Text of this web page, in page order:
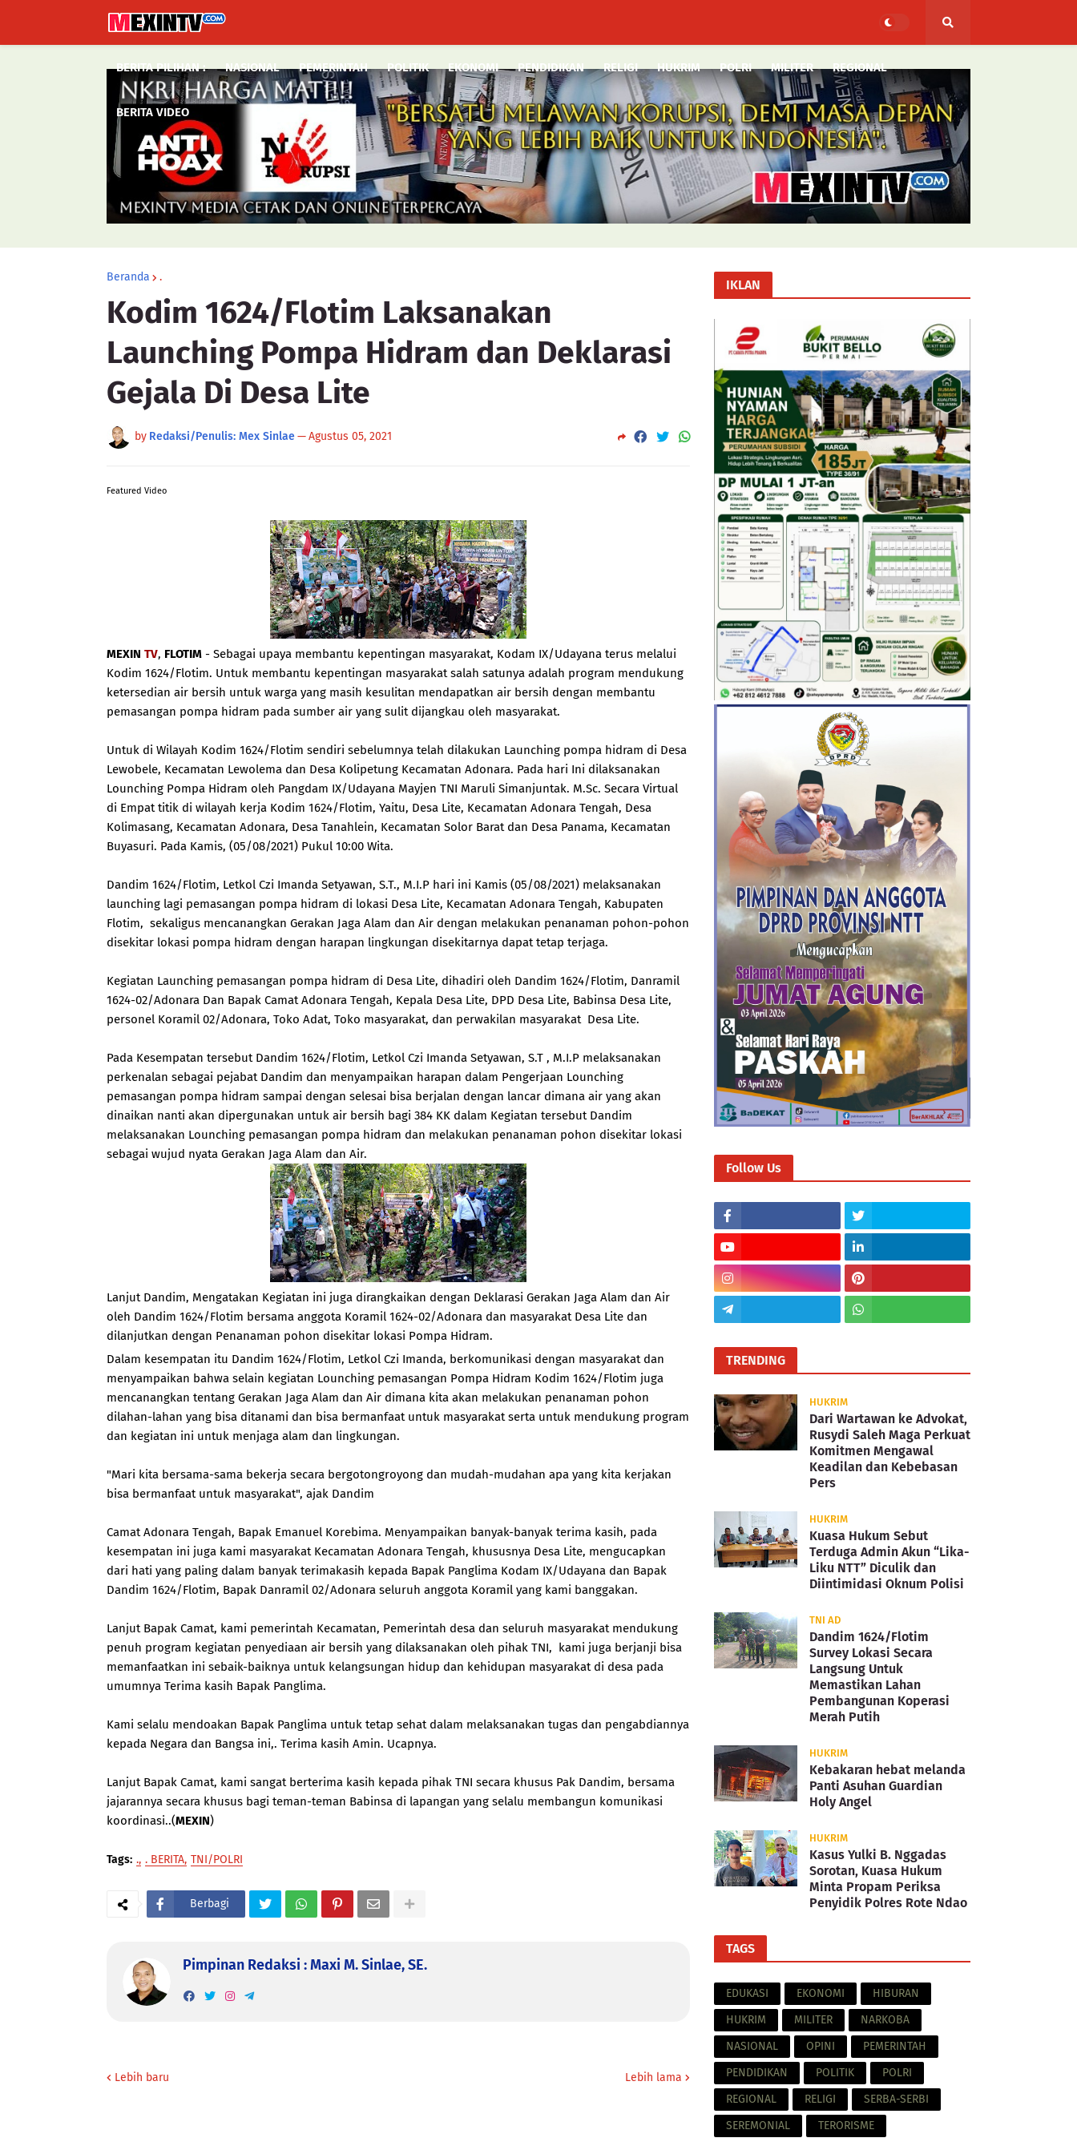
BERITA PILIHAN : NASIONAL PEMERINTAH POLITIK EKONOMI PENDIDIKAN RELIGI HUKRIM POLRI MILITER REGIONAL
BERITA VIDEO
Beranda .
Kodim 1624/Flotim Laksanakan
Launching Pompa Hidram dan Deklarasi
Gejala Di Desa Lite
by Redaksi/Penulis: Mex Sinlae—Agustus 05, 2021
Featured Video
MEXIN TV, FLOTIM - Sebagai upaya membantu kepentingan masyarakat, Kodam IX/Udayana terus melalui
Kodim 1624/Flotim. Untuk membantu kepentingan masyarakat salah satunya adalah program mendukung
ketersedian air bersih untuk warga yang masih kesulitan mendapatkan air bersih dengan membantu
pemasangan pompa hidram pada sumber air yang sulit dijangkau oleh masyarakat.
Untuk di Wilayah Kodim 1624/Flotim sendiri sebelumnya telah dilakukan Launching pompa hidram di Desa
Lewobele, Kecamatan Lewolema dan Desa Kolipetung Kecamatan Adonara. Pada hari Ini dilaksanakan
Lounching Pompa Hidram oleh Pangdam IX/Udayana Mayjen TNI Maruli Simanjuntak. M.Sc. Secara Virtual
di Empat titik di wilayah kerja Kodim 1624/Flotim, Yaitu, Desa Lite, Kecamatan Adonara Tengah, Desa
Kolimasang, Kecamatan Adonara, Desa Tanahlein, Kecamatan Solor Barat dan Desa Panama, Kecamatan
Buyasuri. Pada Kamis, (05/08/2021) Pukul 10:00 Wita.
Dandim 1624/Flotim, Letkol Czi Imanda Setyawan, S.T., M.I.P hari ini Kamis (05/08/2021) melaksanakan
launching lagi pemasangan pompa hidram di lokasi Desa Lite, Kecamatan Adonara Tengah, Kabupaten
Flotim, sekaligus mencanangkan Gerakan Jaga Alam dan Air dengan melakukan penanaman pohon-pohon
disekitar lokasi pompa hidram dengan harapan lingkungan disekitarnya dapat tetap terjaga.
Kegiatan Launching pemasangan pompa hidram di Desa Lite, dihadiri oleh Dandim 1624/Flotim, Danramil
1624-02/Adonara Dan Bapak Camat Adonara Tengah, Kepala Desa Lite, DPD Desa Lite, Babinsa Desa Lite,
personel Koramil 02/Adonara, Toko Adat, Toko masyarakat, dan perwakilan masyarakat Desa Lite.
Pada Kesempatan tersebut Dandim 1624/Flotim, Letkol Czi Imanda Setyawan, S.T , M.I.P melaksanakan
perkenalan sebagai pejabat Dandim dan menyampaikan harapan dalam Pengerjaan Lounching
pemasangan pompa hidram sampai dengan selesai bisa berjalan dengan lancar dimana air yang akan
dinaikan nanti akan dipergunakan untuk air bersih bagi 384 KK dalam Kegiatan tersebut Dandim
melaksanakan Lounching pemasangan pompa hidram dan melakukan penanaman pohon disekitar lokasi
sebagai wujud nyata Gerakan Jaga Alam dan Air.
Lanjut Dandim, Mengatakan Kegiatan ini juga dirangkaikan dengan Deklarasi Gerakan Jaga Alam dan Air
oleh Dandim 1624/Flotim bersama anggota Koramil 1624-02/Adonara dan masyarakat Desa Lite dan
dilanjutkan dengan Penanaman pohon disekitar lokasi Pompa Hidram.
Dalam kesempatan itu Dandim 1624/Flotim, Letkol Czi Imanda, berkomunikasi dengan masyarakat dan
menyampaikan bahwa selain kegiatan Lounching pemasangan Pompa Hidram Kodim 1624/Flotim juga
mencanangkan tentang Gerakan Jaga Alam dan Air dimana kita akan melakukan penanaman pohon
dilahan-lahan yang bisa ditanami dan bisa bermanfaat untuk masyarakat serta untuk mendukung program
dan kegiatan ini untuk menjaga alam dan lingkungan.
"Mari kita bersama-sama bekerja secara bergotongroyong dan mudah-mudahan apa yang kita kerjakan
bisa bermanfaat untuk masyarakat", ajak Dandim
Camat Adonara Tengah, Bapak Emanuel Korebima. Menyampaikan banyak-banyak terima kasih, pada
kesempatan ini juga kami masyarakat Kecamatan Adonara Tengah, khususnya Desa Lite, mengucapkan
dari hati yang paling dalam banyak terimakasih kepada Bapak Panglima Kodam IX/Udayana dan Bapak
Dandim 1624/Flotim, Bapak Danramil 02/Adonara seluruh anggota Koramil yang kami banggakan.
Lanjut Bapak Camat, kami pemerintah Kecamatan, Pemerintah desa dan seluruh masyarakat mendukung
penuh program kegiatan penyediaan air bersih yang dilaksanakan oleh pihak TNI, kami juga berjanji bisa
memanfaatkan ini sebaik-baiknya untuk kelangsungan hidup dan kehidupan masyarakat di desa pada
umumnya Terima kasih Bapak Panglima.
Kami selalu mendoakan Bapak Panglima untuk tetap sehat dalam melaksanakan tugas dan pengabdiannya
kepada Negara dan Bangsa ini,. Terima kasih Amin. Ucapnya.
Lanjut Bapak Camat, kami sangat berterima kasih kepada pihak TNI secara khusus Pak Dandim, bersama
jajarannya secara khusus bagi teman-teman Babinsa di lapangan yang selalu membangun komunikasi
koordinasi..(MEXIN)
Tags: . . BERITA TNI/POLRI
Berbagi
Pimpinan Redaksi : Maxi M. Sinlae, SE.
Lebih baru Lebih lama
IKLAN
Follow Us
TRENDING
HUKRIM
Dari Wartawan ke Advokat,
Rusydi Saleh Maga Perkuat
Komitmen Mengawal
Keadilan dan Kebebasan
Pers
HUKRIM
Kuasa Hukum Sebut
Terduga Admin Akun “Lika-
Liku NTT” Diculik dan
Diintimidasi Oknum Polisi
TNI AD
Dandim 1624/Flotim
Survey Lokasi Secara
Langsung Untuk
Memastikan Lahan
Pembangunan Koperasi
Merah Putih
HUKRIM
Kebakaran hebat melanda
Panti Asuhan Guardian
Holy Angel
HUKRIM
Kasus Yulki B. Nggadas
Sorotan, Kuasa Hukum
Minta Propam Periksa
Penyidik Polres Rote Ndao
TAGS
EDUKASI EKONOMI
HIBURAN
HUKRIM
MILITER
NARKOBA
NASIONAL
OPINI
PEMERINTAH
PENDIDIKAN
POLITIK
POLRI
REGIONAL
RELIGI
SERBA-SERBI
SEREMONIAL
TERORISME